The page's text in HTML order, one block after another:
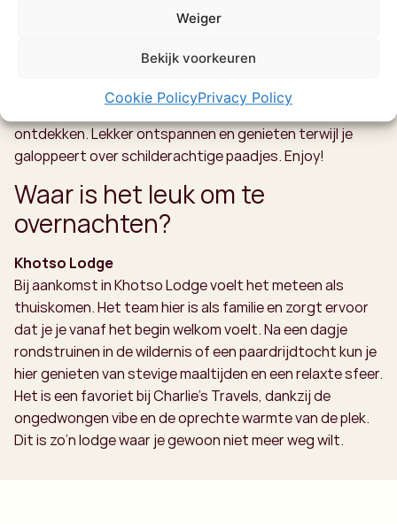
Weiger
Bekijk voorkeuren
Cookie PolicyPrivacy Policy
ruig terrein, maar de adembenemende uitzichten vanaf
de top maken het absoluut de moeite waard.
Uitzichten te paard
Als hiken niet helemaal jouw ding is, is paardrijden een
vette manier om de Zuidelijke Drakensbergen te
ontdekken. Lekker ontspannen en genieten terwijl je
galoppeert over schilderachtige paadjes. Enjoy!
Waar is het leuk om te
overnachten?
Khotso Lodge
Bij aankomst in Khotso Lodge voelt het meteen als
thuiskomen. Het team hier is als familie en zorgt ervoor
dat je je vanaf het begin welkom voelt. Na een dagje
rondstruinen in de wildernis of een paardrijdtocht kun je
hier genieten van stevige maaltijden en een relaxte sfeer.
Het is een favoriet bij Charlie's Travels, dankzij de
ongedwongen vibe en de oprechte warmte van de plek.
Dit is zo’n lodge waar je gewoon niet meer weg wilt.